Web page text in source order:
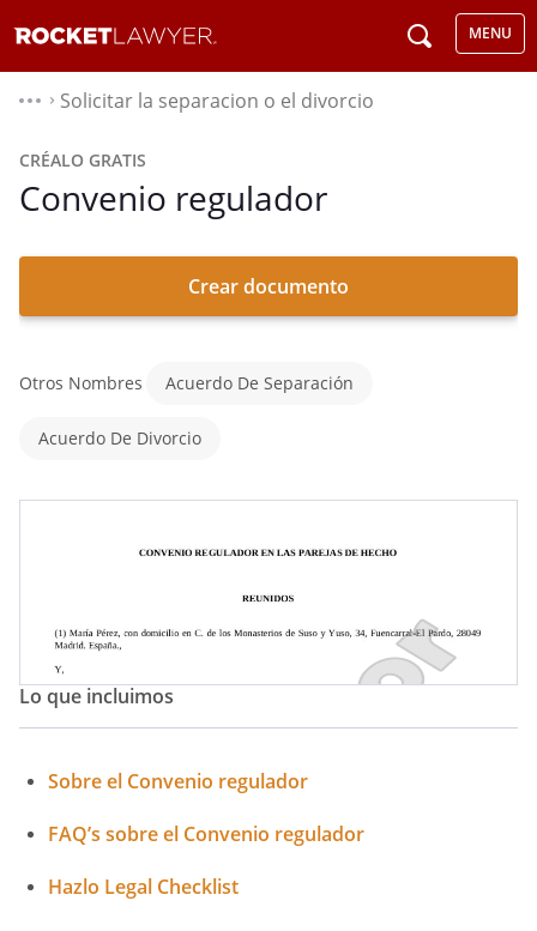
MENU
⌃ Solicitar la separacion o el divorcio
CRÉALO GRATIS
Convenio regulador
Crear documento
Otros Nombres Acuerdo De Separación
Acuerdo De Divorcio
Lo que incluimos
Sobre el Convenio regulador
FAQ’s sobre el Convenio regulador
Hazlo Legal Checklist